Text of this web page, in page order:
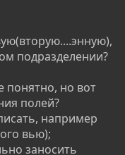
подразделении?
понятно, но вот
полей?
например
вью);
заносить